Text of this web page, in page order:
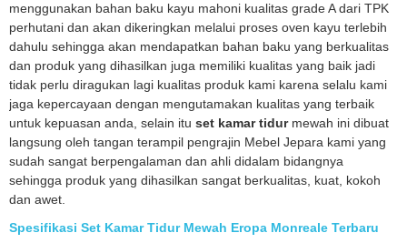
menggunakan bahan baku kayu mahoni kualitas grade A dari TPK
perhutani dan akan dikeringkan melalui proses oven kayu terlebih
dahulu sehingga akan mendapatkan bahan baku yang berkualitas
dan produk yang dihasilkan juga memiliki kualitas yang baik jadi
tidak perlu diragukan lagi kualitas produk kami karena selalu kami
jaga kepercayaan dengan mengutamakan kualitas yang terbaik
untuk kepuasan anda, selain itu set kamar tidurmewah ini dibuat
langsung oleh tangan terampil pengrajin Mebel Jepara kami yang
sudah sangat berpengalaman dan ahli didalam bidangnya
sehingga produk yang dihasilkan sangat berkualitas, kuat, kokoh
dan awet.
Spesifikasi Set Kamar Tidur Mewah Eropa Monreale Terbaru